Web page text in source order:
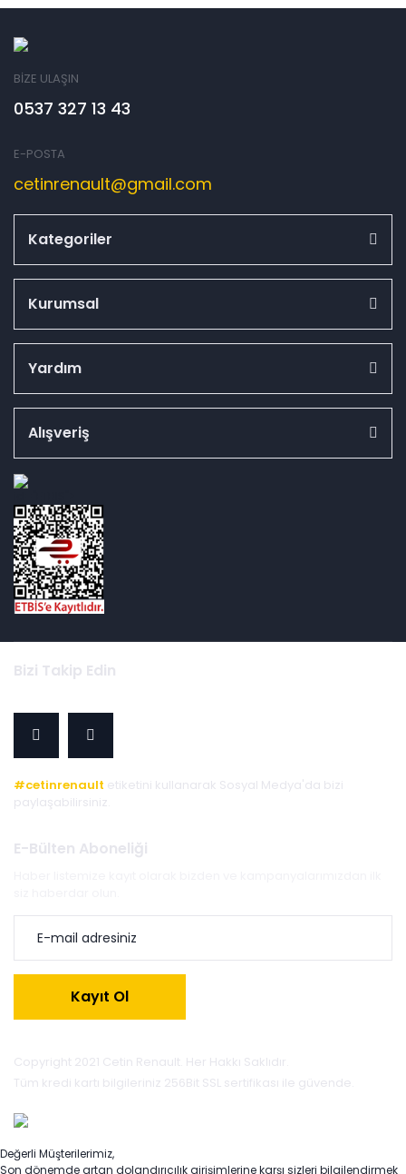
BİZE ULAŞIN
0537 327 13 43
E-POSTA
cetinrenault@gmail.com
Kategoriler
Kurumsal
Yardım
Alışveriş
Bizi Takip Edin
#cetinrenault etiketini kullanarak Sosyal Medya'da bizi
paylaşabilirsiniz.
E-Bülten Aboneliği
Kayıt Ol
Copyright 2021 Cetin Renault. Her Hakkı Saklıdır.
Tüm kredi kartı bilgileriniz 256Bit SSL sertifikası ile güvende.
Değerli Müşterilerimiz,
Son dönemde artan dolandırıcılık girişimlerine karşı sizleri bilgilendirmek